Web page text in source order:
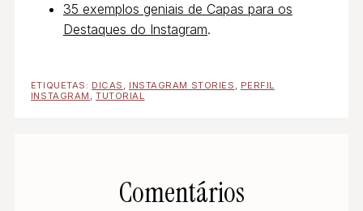
35 exemplos geniais de Capas para os
Destaques do Instagram.
ETIQUETAS: DICAS INSTAGRAM STORIES
PERFIL
INSTAGRAM
,TUTORIAL
Comentários